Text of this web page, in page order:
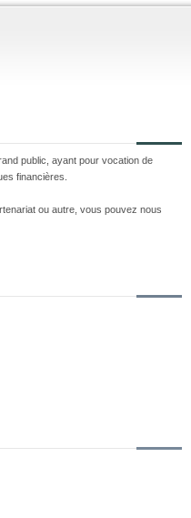
public, ayant pour vocation de
financières.
ou autre, vous pouvez nous